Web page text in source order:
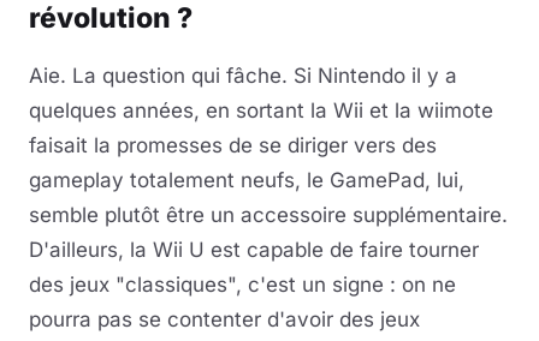
révolution ?
Aie. La question qui fâche. Si Nintendo il y a
quelques années, en sortant la Wii et la wiimote
faisait la promesses de se diriger vers des
gameplay totalement neufs, le GamePad, lui,
semble plutôt être un accessoire supplémentaire.
D'ailleurs, la Wii U est capable de faire tourner
des jeux "classiques", c'est un signe : on ne
pourra pas se contenter d'avoir des jeux